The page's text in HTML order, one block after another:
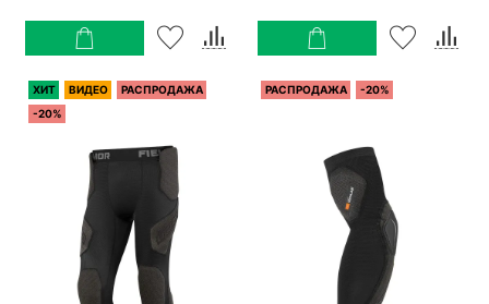
ХИТ ВИДЕО
РАСПРОДАЖА
-20%
РАСПРОДАЖА -20%